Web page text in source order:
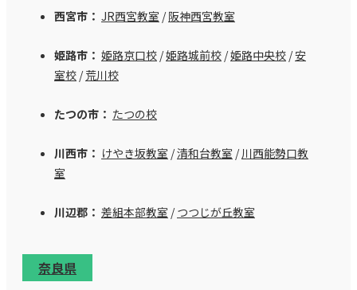
西宮市： JR西宮教室 /阪神西宮教室
姫路市： 姫路京口校 /姫路城前校 /姫路中央校 /安
室校 /荒川校
たつの市： たつの校
川西市： けやき坂教室 /清和台教室 /川西能勢口教
室
川辺郡： 差組本部教室 /つつじが丘教室
奈良県